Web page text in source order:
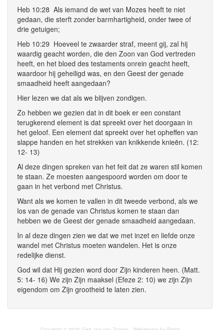
Heb 10:28 Als iemand de wet van Mozes heeft te niet
gedaan, die sterft zonder barmhartigheid, onder twee of
drie getuigen;
Heb 10:29 Hoeveel te zwaarder straf, meent gij, zal hij
waardig geacht worden, die den Zoon van God vertreden
heeft, en het bloed des testaments onrein geacht heeft,
waardoor hij geheiligd was, en den Geest der genade
smaadheid heeft aangedaan?
Hier lezen we dat als we blijven zondigen.
Zo hebben we gezien dat in dit boek er een constant
terugkerend element is dat spreekt over het doorgaan in
het geloof. Een element dat spreekt over het opheffen van
slappe handen en het strekken van knikkende knieën. (12:
12- 13)
Al deze dingen spreken van het feit dat ze waren stil komen
te staan. Ze moesten aangespoord worden om door te
gaan in het verbond met Christus.
Want als we komen te vallen in dit tweede verbond, als we
los van de genade van Christus komen te staan dan
hebben we de Geest der genade smaadheid aangedaan.
In al deze dingen zien we dat we met inzet en liefde onze
wandel met Christus moeten wandelen. Het is onze
redelijke dienst.
God wil dat Hij gezien word door Zijn kinderen heen. (Matt.
5: 14- 16) We zijn Zijn maaksel (Efeze 2: 10) we zijn Zijn
eigendom om Zijn grootheid te laten zien.